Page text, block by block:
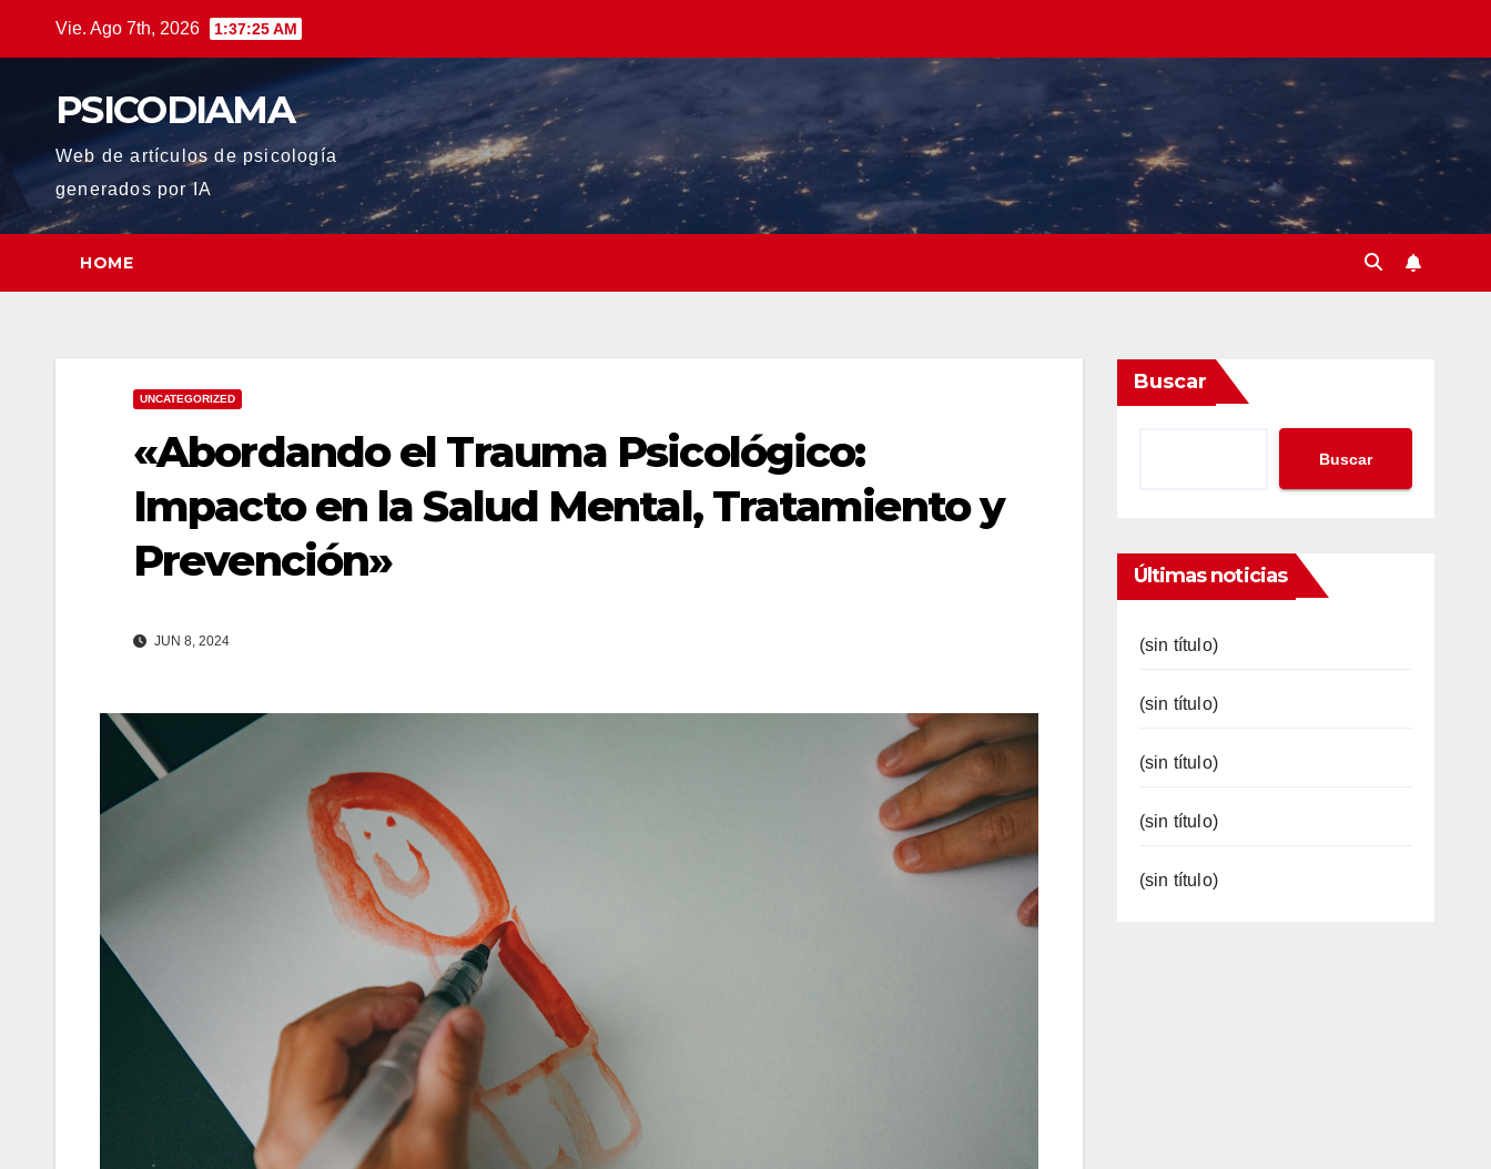
Vie. Ago 7th, 2026 1:37:25 AM
PSICODIAMA
Web de artículos de psicología
generados por IA
HOME
UNCATEGORIZED
«Abordando el Trauma Psicológico:
Impacto en la Salud Mental, Tratamiento y
Prevención»
JUN 8, 2024
Buscar
Buscar
Últimas noticias
(sin título)
(sin título)
(sin título)
(sin título)
(sin título)